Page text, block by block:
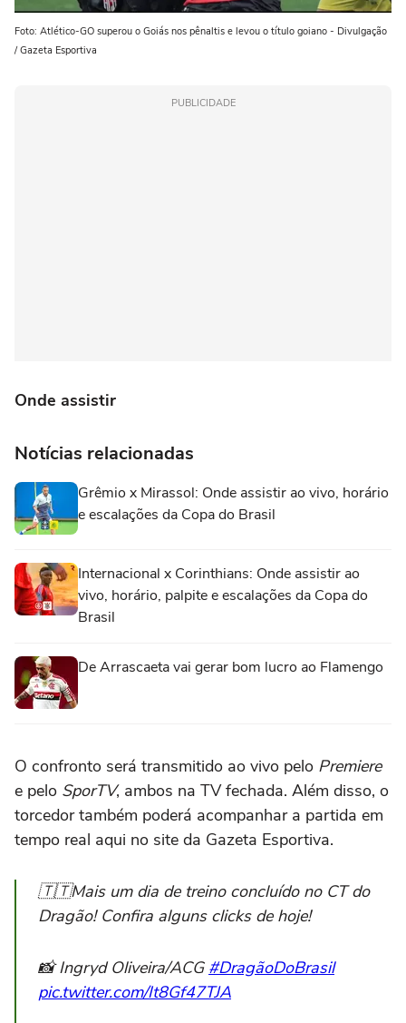
Foto: Atlético-GO superou o Goiás nos pênaltis e levou o título goiano - Divulgação
/ Gazeta Esportiva
PUBLICIDADE
Onde assistir
Notícias relacionadas
Grêmio x Mirassol: Onde assistir ao vivo, horário
e escalações da Copa do Brasil
Internacional x Corinthians: Onde assistir ao
vivo, horário, palpite e escalações da Copa do
Brasil
De Arrascaeta vai gerar bom lucro ao Flamengo
O confronto será transmitido ao vivo pelo Premiere
e pelo SporTV, ambos na TV fechada. Além disso, o
torcedor também poderá acompanhar a partida em
tempo real aqui no site da Gazeta Esportiva.
🇹🇹Mais um dia de treino concluído no CT do
Dragão! Confira alguns clicks de hoje!
📸 Ingryd Oliveira/ACG #DragãoDoBrasil
pic.twitter.com/It8Gf47TJA